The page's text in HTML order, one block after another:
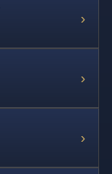
›
›
›